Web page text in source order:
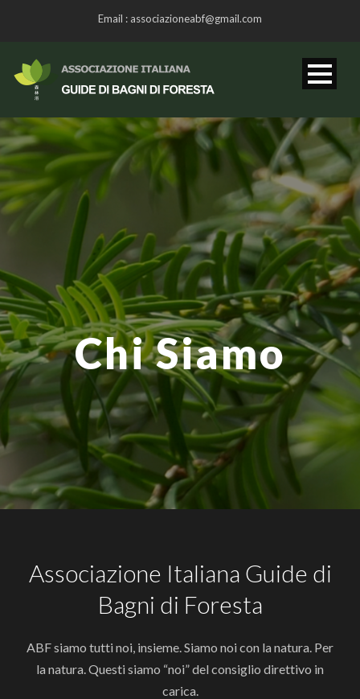
Email : associazioneabf@gmail.com
Chi Siamo
Associazione Italiana Guide di
Bagni di Foresta
ABF siamo tutti noi, insieme. Siamo noi con la natura. Per
la natura. Questi siamo “noi” del consiglio direttivo in
carica.